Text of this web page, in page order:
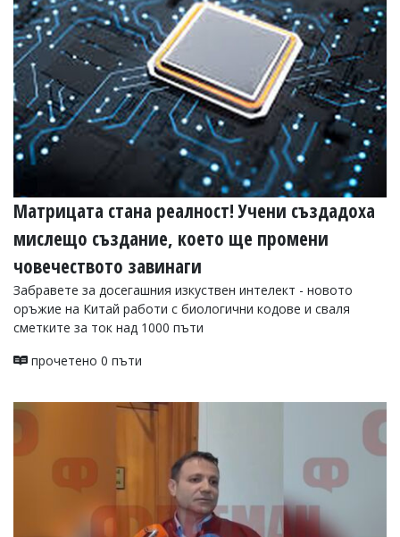
Матрицата стана реалност! Учени създадоха
мислещо създание, което ще промени
човечеството завинаги
Забравете за досегашния изкуствен интелект - новото
оръжие на Китай работи с биологични кодове и сваля
сметките за ток над 1000 пъти
прочетено 0 пъти